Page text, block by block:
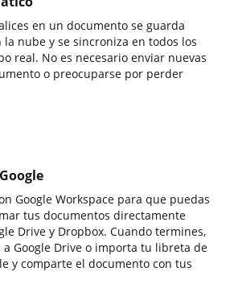
en un documento se guarda
nube y se sincroniza en todos los
real. No es necesario enviar nuevas
o preocuparse por perder
Google Workspace para que puedas
tus documentos directamente
Drive y Dropbox. Cuando termines,
Google Drive o importa tu libreta de
y comparte el documento con tus